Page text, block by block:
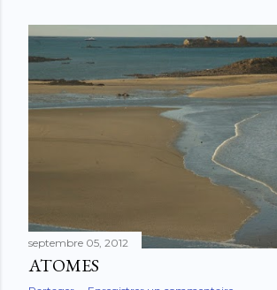
septembre 05, 2012
ATOMES